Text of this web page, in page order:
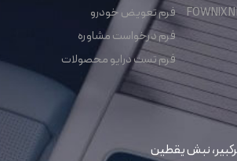
فرم تعویض خودرو
فرم درخواست مشاوره
فرم تست درایو محصولات
نبش یقطین